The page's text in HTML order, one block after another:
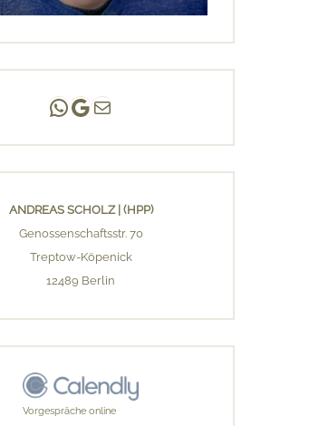
Andreas Scholz | (HPP)
Praxis Adlershof
E-Mail an mich ...
ANDREAS SCHOLZ | (HPP)
Genossenschaftsstr. 70
Treptow-Köpenick
12489 Berlin
Vorgespräche online